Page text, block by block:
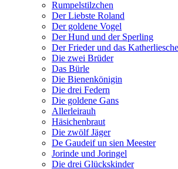
Rumpelstilzchen
Der Liebste Roland
Der goldene Vogel
Der Hund und der Sperling
Der Frieder und das
Die zwei Brüder
Das Bürle
Die Bienenkönigin
Die drei Federn
Die goldene Gans
Allerleirauh
Häsichenbraut
Die zwölf Jäger
De Gaudeif un sien Meester
Jorinde und Joringel
Die drei Glückskinder